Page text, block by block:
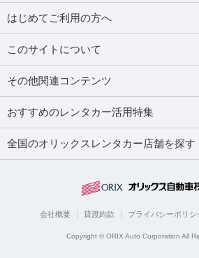
はじめてご利用の方へ
このサイトについて
その他関連コンテンツ
おすすめのレンタカー活用特集
全国のオリックスレンタカー店舗を探す
会社概要 貸渡約款 プライバシーポリシ
Copyright © ORIX Auto Corporation All